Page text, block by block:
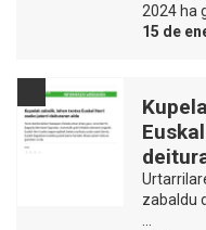
2024 ha
15 de
zabaldu